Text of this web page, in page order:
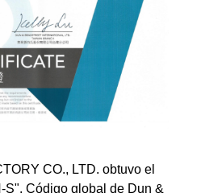
CO., LTD. obtuvo el
Código global de Dun &